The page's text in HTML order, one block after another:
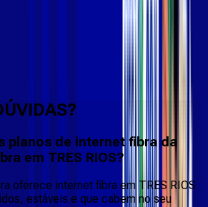
planos de internet fibra da
em TRES RIOS?
oferece internet fibra em TRES RIOS
estáveis e que cabem no seu